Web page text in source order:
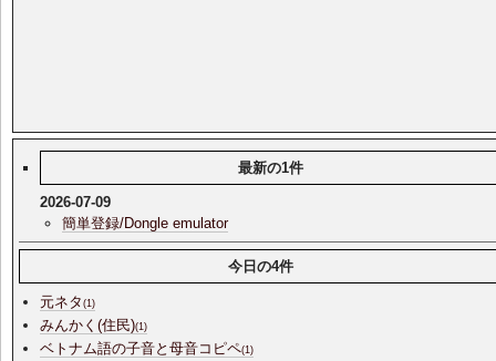
最新の1件
2026-07-09
簡単登録/Dongle emulator
今日の4件
元ネタ(1)
みんかく(住民)(1)
ベトナム語の子音と母音コピペ(1)